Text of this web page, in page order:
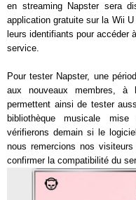
en streaming Napster sera
application gratuite sur la Wii
leurs identifiants pour accéder
service.
Pour tester Napster, une
aux nouveaux membres, à
permettent ainsi de tester
bibliothèque musicale
vérifierons demain si le
nous remercions nos
confirmer la compatibilité du